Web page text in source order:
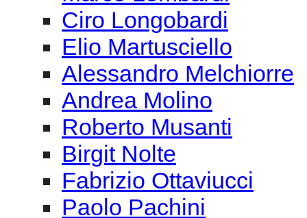
Ciro Longobardi
Elio Martusciello
Alessandro Melchiorre
Andrea Molino
Roberto Musanti
Birgit Nolte
Fabrizio Ottaviucci
Paolo Pachini